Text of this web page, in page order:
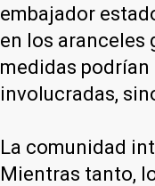
embajador
en los aranceles
medidas
involucradas,
La comunidad
Mientras tanto,